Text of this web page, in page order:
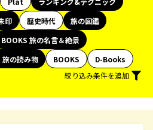
印 歴史時代
旅の図鑑
BOOKS 旅の名言＆絶景
旅の読み物 BOOKS
D-Books
絞り込み条件を追加